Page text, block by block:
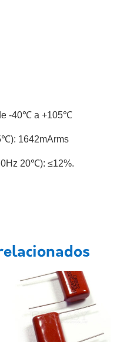
-40℃ a +105℃
1642mArms
20℃): ≤12%.